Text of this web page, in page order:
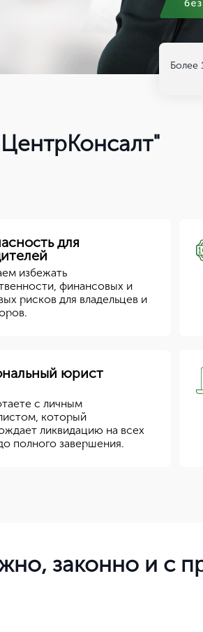
Более
для
избежать
финансовых и
рисков для владельцев и
юрист
с личным
который
ликвидацию на всех
полного завершения.
законно и с